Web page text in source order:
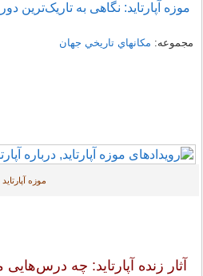
موزه آپارتاید: نگاهی به تاریک‌ترین
مجموعه: مكانهاي تاريخي جهان
موزه آپارتاید
آثار زنده آپارتاید: چه درس‌هایی